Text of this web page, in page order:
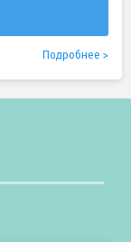
Подробнее